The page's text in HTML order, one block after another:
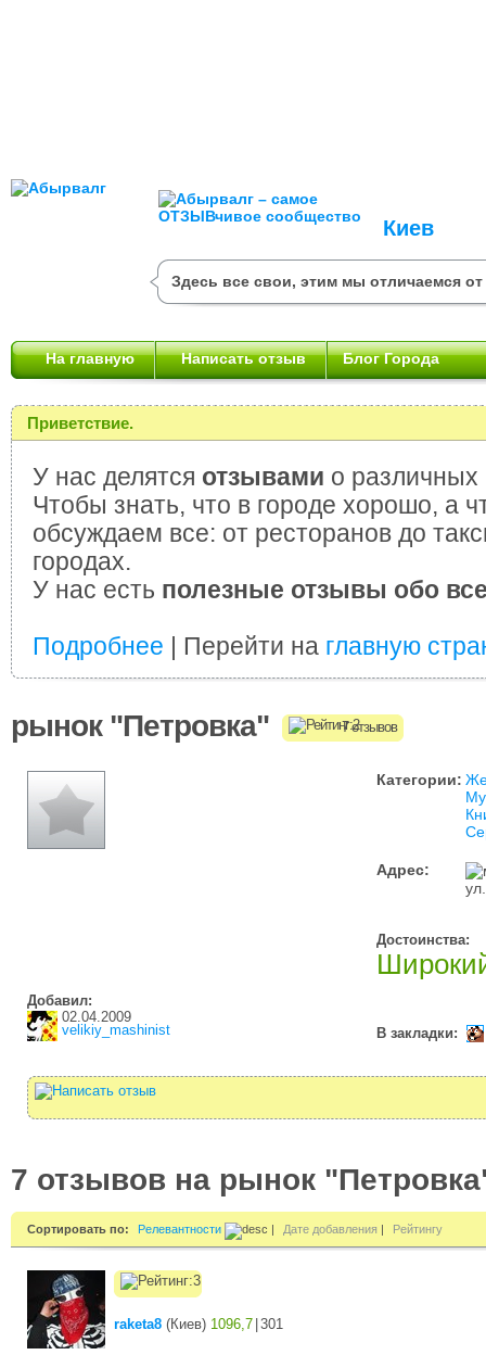
Киев
Здесь все свои, этим мы отличаемся
На главную Написать отзыв Блог Города
Приветствие.
У нас делятся отзывами о различных
Чтобы знать, что в городе хорошо, а
обсуждаем все: от ресторанов до
городах.
У нас есть полезные отзывы обо
Подробнее | Перейти на главную
рынок "Петровка" 7 отзывов
Категории:
Адрес:
Достоинства:
Добавил:
02.04.2009
velikiy_mashinist
В закладки:
7 отзывов на рынок
Сортировать по: Релевантности Дате добавления Рейтингу
raketa8 (Киев) 1096,7 301